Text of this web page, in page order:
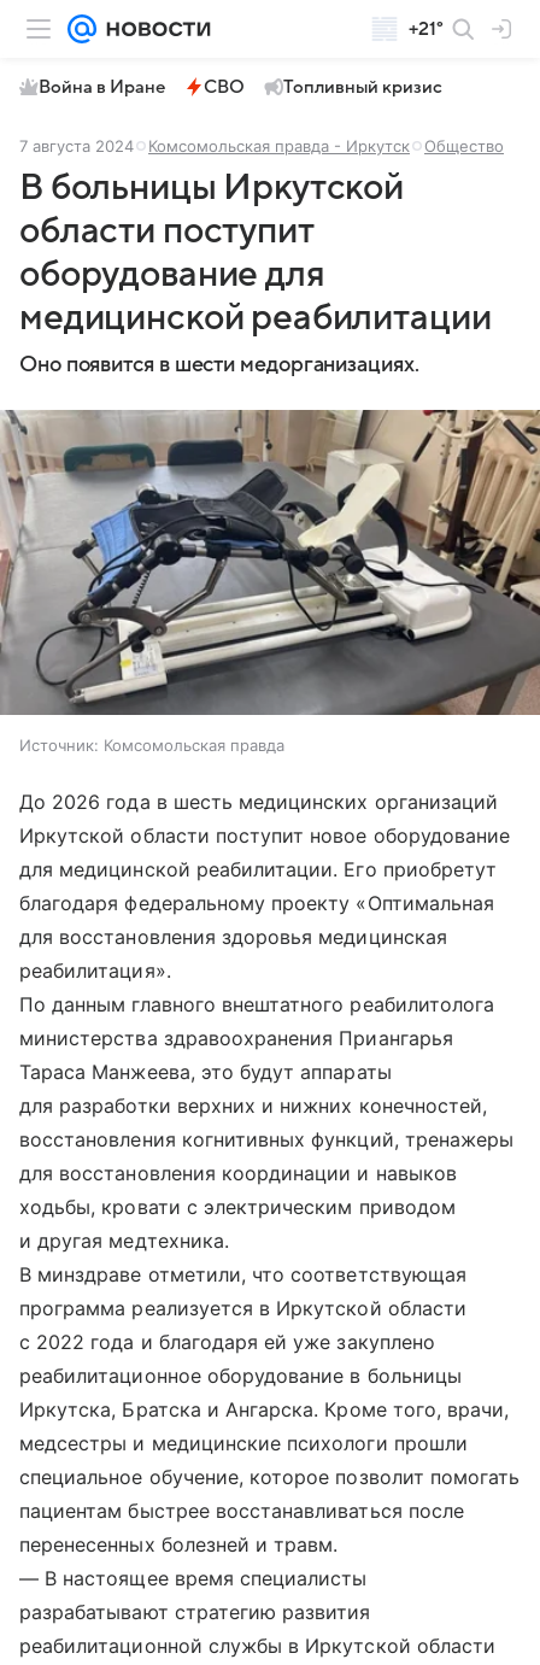
+21°
Война в Иране СВО Топливный кризис
7 августа 2024 Комсомольская правда - Иркутск Общество
В больницы Иркутской
области поступит
оборудование для
медицинской реабилитации
Оно появится в шести медорганизациях.
Источник: Комсомольская правда
До 2026 года в шесть медицинских организаций
Иркутской области поступит новое оборудование
для медицинской реабилитации. Его приобретут
благодаря федеральному проекту «Оптимальная
для восстановления здоровья медицинская
реабилитация».
По данным главного внештатного реабилитолога
министерства здравоохранения Приангарья
Тараса Манжеева, это будут аппараты
для разработки верхних и нижних конечностей,
восстановления когнитивных функций, тренажеры
для восстановления координации и навыков
ходьбы, кровати с электрическим приводом
и другая медтехника.
В минздраве отметили, что соответствующая
программа реализуется в Иркутской области
с 2022 года и благодаря ей уже закуплено
реабилитационное оборудование в больницы
Иркутска, Братска и Ангарска. Кроме того, врачи,
медсестры и медицинские психологи прошли
специальное обучение, которое позволит помогать
пациентам быстрее восстанавливаться после
перенесенных болезней и травм.
— В настоящее время специалисты
разрабатывают стратегию развития
реабилитационной службы в Иркутской области